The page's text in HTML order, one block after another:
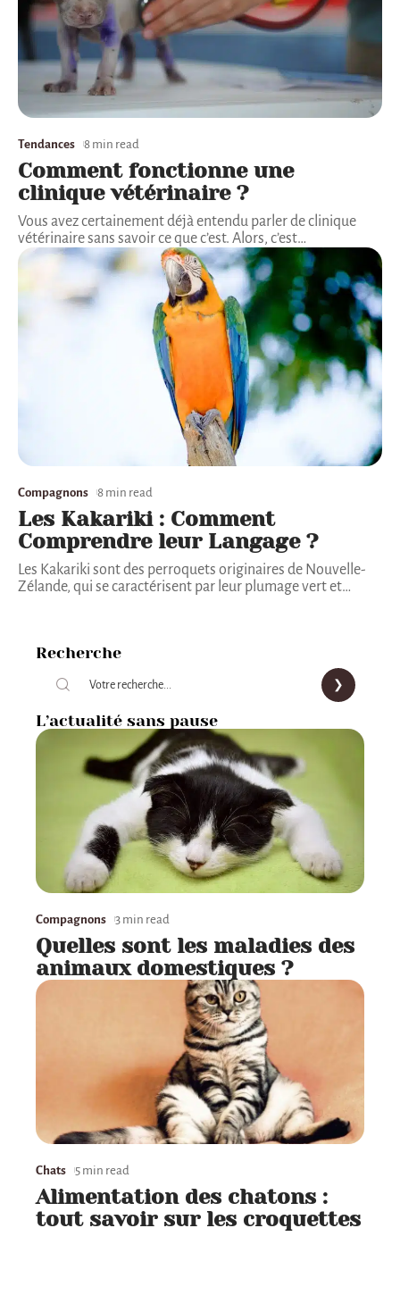
Tendances 8 min read
Comment fonctionne une
clinique vétérinaire ?
Vous avez certainement déjà entendu parler de clinique
vétérinaire sans savoir ce que c’est. Alors, c’est…
Compagnons 8 min read
Les Kakariki : Comment
Comprendre leur Langage ?
Les Kakariki sont des perroquets originaires de Nouvelle-
Zélande, qui se caractérisent par leur plumage vert et…
Recherche
L’actualité sans pause
Compagnons 3 min read
Quelles sont les maladies des
animaux domestiques ?
Chats 5 min read
Alimentation des chatons :
tout savoir sur les croquettes